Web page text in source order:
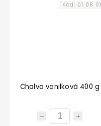
Chalva vanilková 400 g
Kód: 01 08 01